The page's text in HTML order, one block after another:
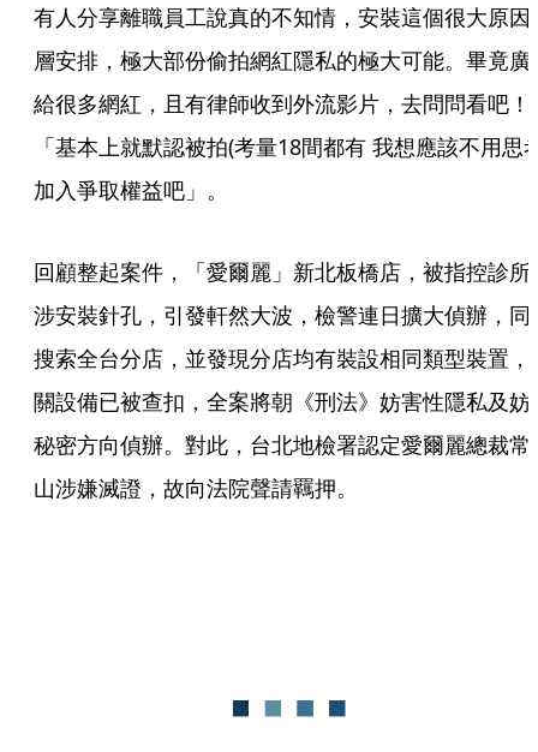
有人分享離職員工說真的不知情，安裝這個很大原因
層安排，極大部份偷拍網紅隱私的極大可能。畢竟廣
給很多網紅，且有律師收到外流影片，去問問看吧！
「基本上就默認被拍(考量18間都有 我想應該不用思
加入爭取權益吧」。
回顧整起案件，「愛爾麗」新北板橋店，被指控診所
涉安裝針孔，引發軒然大波，檢警連日擴大偵辦，同
搜索全台分店，並發現分店均有裝設相同類型裝置，
關設備已被查扣，全案將朝《刑法》妨害性隱私及妨
秘密方向偵辦。對此，台北地檢署認定愛爾麗總裁常
山涉嫌滅證，故向法院聲請羈押。